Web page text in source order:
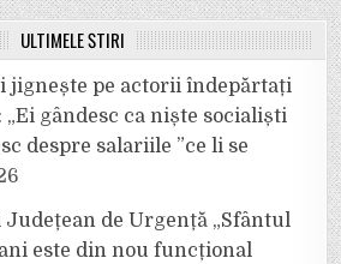
ULTIMELE ȘTIRI
jignește pe actorii îndepărtați
gândesc ca niște socialiști
despre salariile ”ce li se
de Urgență „Sfântul
este din nou funcțional